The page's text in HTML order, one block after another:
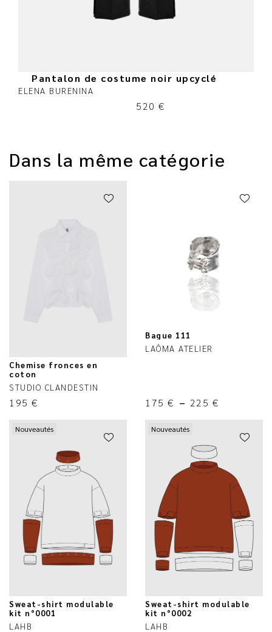
Pantalon de costume noir upcyclé
ELENA BURENINA
520 €
Dans la même catégorie
Chemise fronces en
coton
STUDIO CLANDESTIN
195 €
Bague 111
LAÔMA ATELIER
175 € – 225 €
Nouveautés
Sweat-shirt modulable
kit n°0001
LAHB
Nouveautés
Sweat-shirt modulable
kit n°0002
LAHB